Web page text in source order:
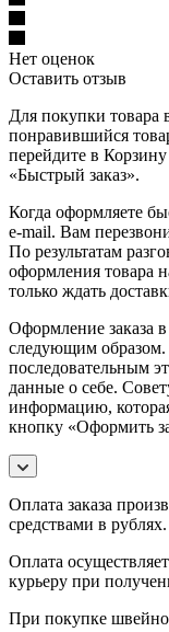
Нет оценок
Оставить отзыв
Для покупки товара
понравившийся
перейдите в
«Быстрый заказ».
Когда оформляете
e-mail. Вам
По результатам
оформления товара
только ждать
Оформление заказа
следующим образом.
последовательным
данные о себе.
информацию,
кнопку «Оформить
Оплата заказа
средствами в рублях.
Оплата
курьеру при
При покупке